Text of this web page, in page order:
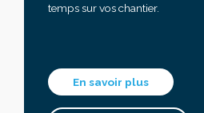
temps sur vos chantier.
En savoir plus